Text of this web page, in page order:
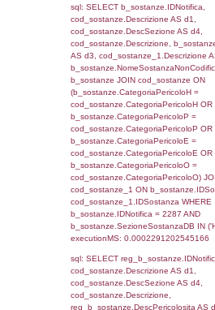
sql: SELECT
rofi.DescAltro